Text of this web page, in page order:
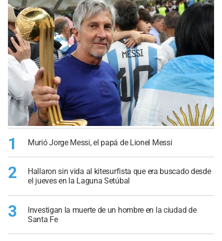
1 Murió Jorge Messi, el papá de Lionel Messi
2
Hallaron sin vida al kitesurfista que era buscado desde
el jueves en la Laguna Setúbal
3
Investigan la muerte de un hombre en la ciudad de
Santa Fe